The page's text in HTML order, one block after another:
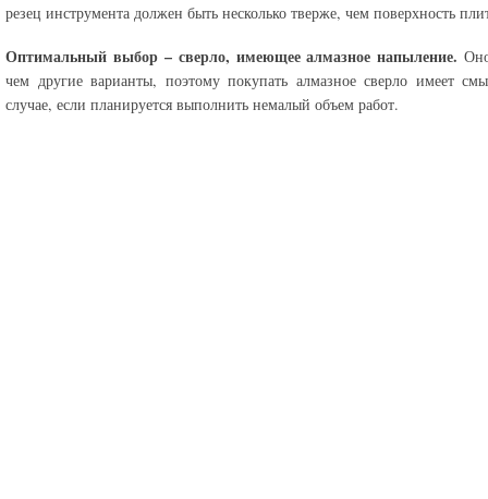
резец инструмента должен быть несколько тверже, чем поверхность
Оптимальный выбор – сверло, имеющее алмазное напыление.
чем другие варианты, поэтому покупать алмазное сверло имеет
случае, если планируется выполнить немалый объем работ.